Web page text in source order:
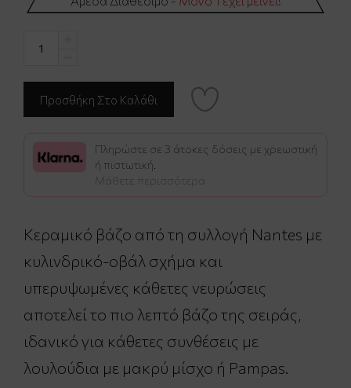
Πληρώστε σε 3 άτοκες δόσεις με χρεωστική
ή πιστωτική.
Μάθετε περισσότερα
Κεραμικό βάζο από τη συλλογή Nantes με
κυλινδρικό-οβάλ σχήμα και
υπερυψωμένες κάθετες νευρώσεις
αποτελεί το πιο λεπτό βάζο της σειράς,
ιδανικό για κάθετες συνθέσεις με
λουλούδια με μακρύ μίσχο ή Pampas.